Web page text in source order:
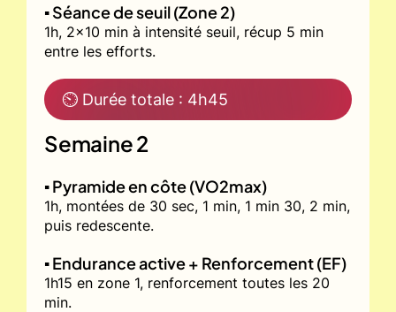
▪️ Séance de seuil (Zone 2)
1h, 2x10 min à intensité seuil, récup 5 min
entre les efforts.
⏲ Durée totale : 4h45
Semaine 2
▪️ Pyramide en côte (VO2max)
1h, montées de 30 sec, 1 min, 1 min 30, 2 min,
puis redescente.
▪️ Endurance active + Renforcement (EF)
1h15 en zone 1, renforcement toutes les 20
min.